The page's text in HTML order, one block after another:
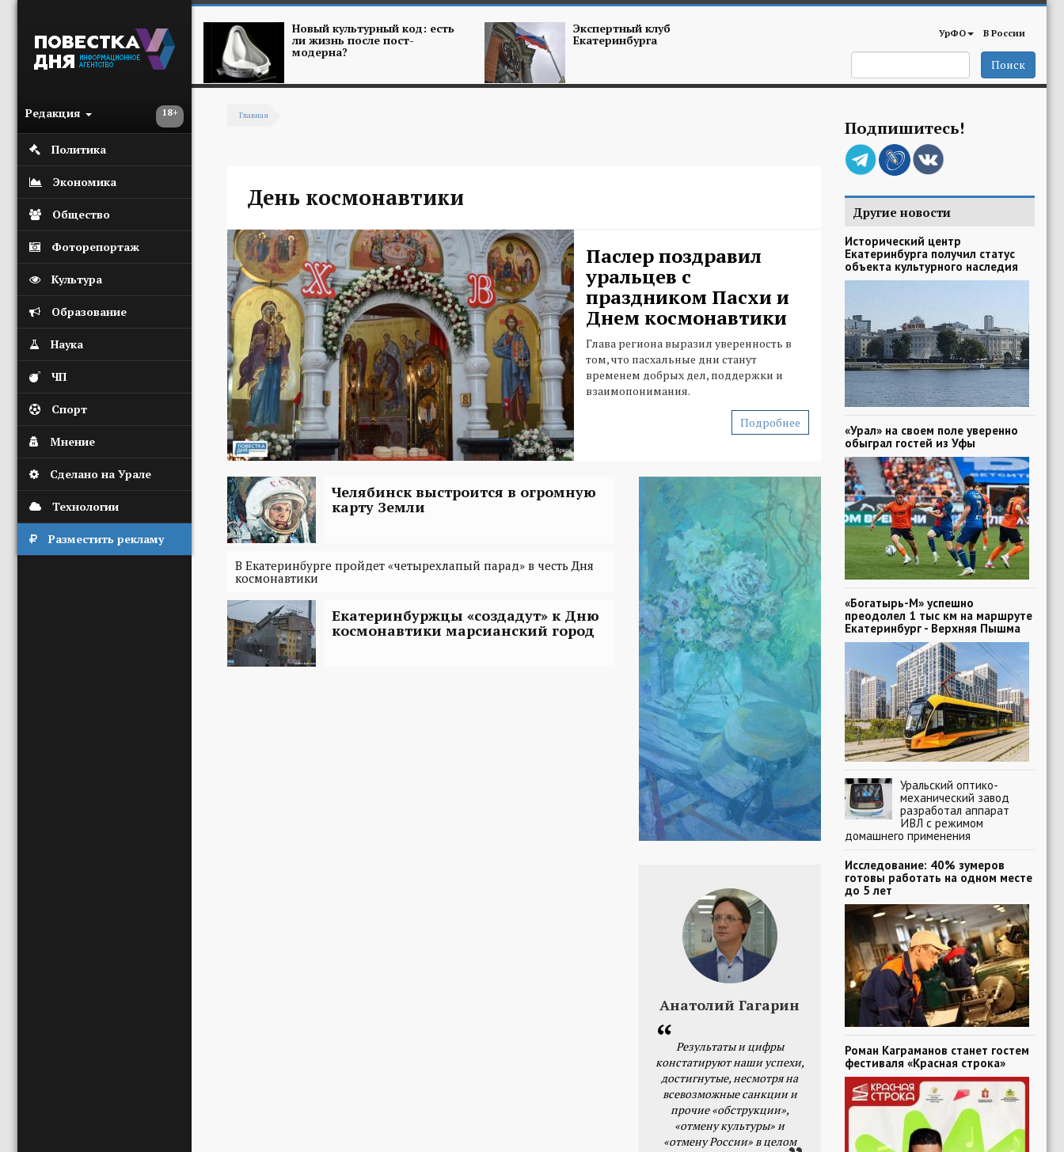
18+
Редакция
Политика
Экономика
Общество
Фоторепортаж
Культура
Образование
Наука
ЧП
Спорт
Мнение
Сделано на Урале
Технологии
Разместить рекламу
Новый культурный код: есть
ли жизнь после пост-
модерна?
Экспертный клуб
Екатеринбурга УрФО В России
Поиск
Главная
День космонавтики
Паслер поздравил
уральцев с
праздником Пасхи и
Днем космонавтики
Глава региона выразил уверенность в
том, что пасхальные дни станут
временем добрых дел, поддержки и
взаимопонимания.
Подробнее
Челябинск выстроится в огромную
карту Земли
В Екатеринбурге пройдет «четырехлапый парад» в честь Дня
космонавтики
Екатеринбуржцы «создадут» к Дню
космонавтики марсианский город
Анатолий Гагарин
Результаты и цифры
констатируют наши успехи,
достигнутые, несмотря на
всевозможные санкции и
прочие «обструкции»,
«отмену культуры» и
«отмену России» в целом
Подпишитесь!
Другие новости
Исторический центр
Екатеринбурга получил статус
объекта культурного наследия
«Урал» на своем поле уверенно
обыграл гостей из Уфы
«Богатырь-М» успешно
преодолел 1 тыс км на маршруте
Екатеринбург - Верхняя Пышма
Уральский оптико-
механический завод
разработал аппарат
ИВЛ с режимом
домашнего применения
Исследование: 40% зумеров
готовы работать на одном месте
до 5 лет
Роман Каграманов станет гостем
фестиваля «Красная строка»